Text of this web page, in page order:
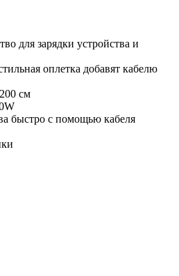
для зарядки устройства и
оплетка добавят кабелю
см
быстро с помощью кабеля